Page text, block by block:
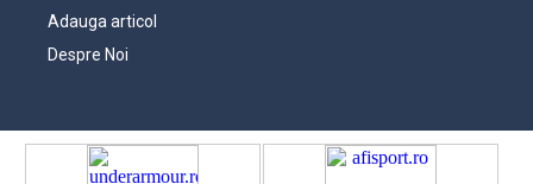
Adauga articol
Despre Noi